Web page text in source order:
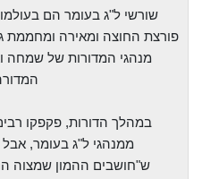
שורשי ל"ג בעומר הם
פורצת החוצה ומאירה ומחממת
מנהגי המדורות של שמחה
במהלך הדורות, פקפקו
ממנהגי ל"ג בעומר,
ש"חושבים ההמון שמצוה